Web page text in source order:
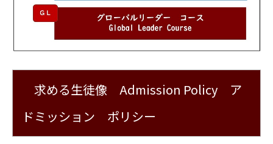
求める生徒像 Admission Policy ア
ドミッション ポリシー